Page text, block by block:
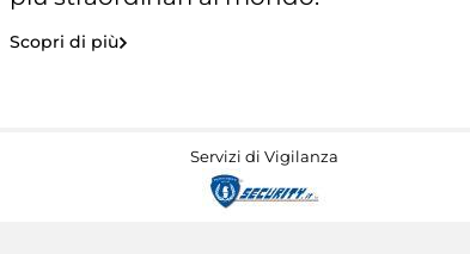
Scopri di più
Servizi di Vigilanza